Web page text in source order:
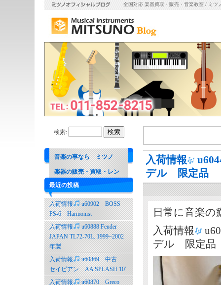
全国対応 楽器買取・販売・音楽教室 / ミツ
入荷情報
デル 限定品
日常に音楽の
入荷情報
デル 限定品
検索:
音楽の事なら ミツノ
楽器の販売・買取・レン
タル 音楽教室
最近の投稿
入荷情報
u60902 BOSS
PS-6 Harmonist
入荷情報
u60888 Fender
JAPAN TL72-70L. 1999~2002
年製
入荷情報
u60869 中古
セイビアン AA SPLASH 10′
入荷情報
u60870 Greco